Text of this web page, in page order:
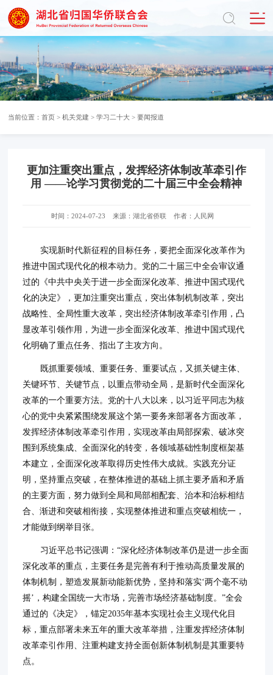
当前位置：首页 >机关党建 >学习二十大 >要闻报道
更加注重突出重点，发挥经济体制改革牵引作
用 ——论学习贯彻党的二十届三中全会精神
时间：2024-07-23 来源：湖北省侨联 作者：人民网
实现新时代新征程的目标任务，要把全面深化改革作为
推进中国式现代化的根本动力。党的二十届三中全会审议通
过的《中共中央关于进一步全面深化改革、推进中国式现代
化的决定》，更加注重突出重点，突出体制机制改革，突出
战略性、全局性重大改革，突出经济体制改革牵引作用，凸
显改革引领作用，为进一步全面深化改革、推进中国式现代
化明确了重点任务、指出了主攻方向。
既抓重要领域、重要任务、重要试点，又抓关键主体、
关键环节、关键节点，以重点带动全局，是新时代全面深化
改革的一个重要方法。党的十八大以来，以习近平同志为核
心的党中央紧紧围绕发展这个第一要务来部署各方面改革，
发挥经济体制改革牵引作用，实现改革由局部探索、破冰突
围到系统集成、全面深化的转变，各领域基础性制度框架基
本建立，全面深化改革取得历史性伟大成就。实践充分证
明，坚持重点突破，在整体推进的基础上抓主要矛盾和矛盾
的主要方面，努力做到全局和局部相配套、治本和治标相结
合、渐进和突破相衔接，实现整体推进和重点突破相统一，
才能做到纲举目张。
习近平总书记强调：“深化经济体制改革仍是进一步全面
深化改革的重点，主要任务是完善有利于推动高质量发展的
体制机制，塑造发展新动能新优势，坚持和落实‘两个毫不动
摇’，构建全国统一大市场，完善市场经济基础制度。”全会
通过的《决定》，锚定2035年基本实现社会主义现代化目
标，重点部署未来五年的重大改革举措，注重发挥经济体制
改革牵引作用、注重构建支持全面创新体制机制是其重要特
点。